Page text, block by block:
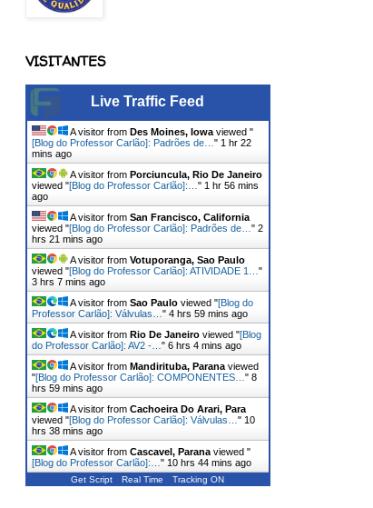
VISITANTES
Live Traffic Feed
A visitor from Des Moines, Iowaviewed "
[Blog do Professor Carlão]: Padrões de… " 1 hr 22
mins ago
A visitor from Porciuncula, Rio De Janeiro
viewed "[Blog do Professor Carlão]:… " 1 hr 56 mins
ago
A visitor from San Francisco, California
viewed "[Blog do Professor Carlão]: Padrões de… " 2
hrs 21 mins ago
A visitor from Votuporanga, Sao Paulo
viewed "[Blog do Professor Carlão]: ATIVIDADE 1… "
3 hrs 7 mins ago
A visitor from Sao Pauloviewed "[Blog do
Professor Carlão]: Válvulas… " 4 hrs 59 mins ago
A visitor from Rio De Janeiroviewed "[Blog
do Professor Carlão]: AV2 -… " 6 hrs 4 mins ago
A visitor from Mandirituba, Paranaviewed
"[Blog do Professor Carlão]: COMPONENTES… " 8
hrs 59 mins ago
A visitor from Cachoeira Do Arari, Para
viewed "[Blog do Professor Carlão]: Válvulas… " 10
hrs 38 mins ago
A visitor from Cascavel, Paranaviewed "
[Blog do Professor Carlão]:… " 10 hrs 44 mins ago
Get Script Real Time Tracking ON